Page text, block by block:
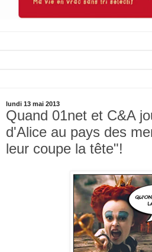
lundi 13 mai 2013
Quand 01net et C&A
d'Alice au pays des
leur coupe la tête"!